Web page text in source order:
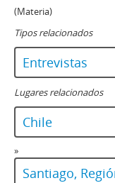
(Materia)
Tipos relacionados
Entrevistas
Lugares relacionados
Chile
»
Santiago,